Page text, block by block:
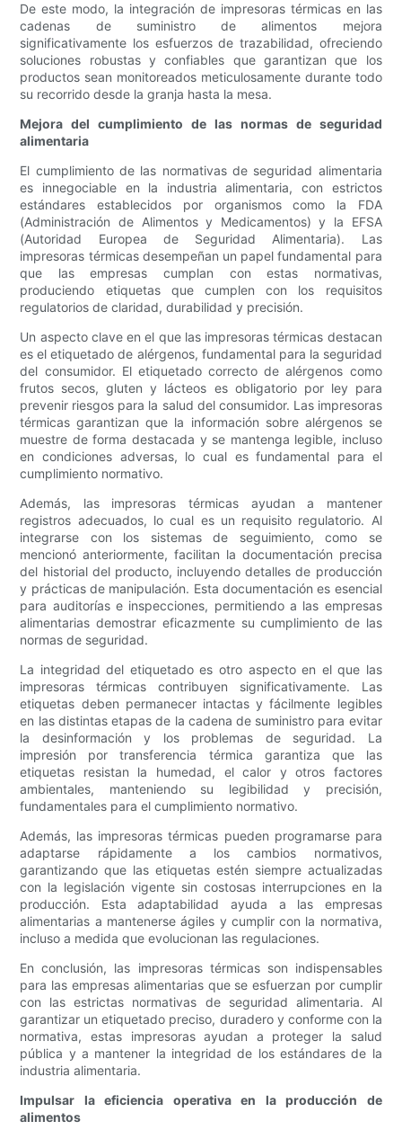
De este modo, la integración de impresoras térmicas en las
cadenas de suministro de alimentos mejora
significativamente los esfuerzos de trazabilidad, ofreciendo
soluciones robustas y confiables que garantizan que los
productos sean monitoreados meticulosamente durante todo
su recorrido desde la granja hasta la mesa.
Mejora del cumplimiento de las normas de seguridad
alimentaria
El cumplimiento de las normativas de seguridad alimentaria
es innegociable en la industria alimentaria, con estrictos
estándares establecidos por organismos como la FDA
(Administración de Alimentos y Medicamentos) y la EFSA
(Autoridad Europea de Seguridad Alimentaria). Las
impresoras térmicas desempeñan un papel fundamental para
que las empresas cumplan con estas normativas,
produciendo etiquetas que cumplen con los requisitos
regulatorios de claridad, durabilidad y precisión.
Un aspecto clave en el que las impresoras térmicas destacan
es el etiquetado de alérgenos, fundamental para la seguridad
del consumidor. El etiquetado correcto de alérgenos como
frutos secos, gluten y lácteos es obligatorio por ley para
prevenir riesgos para la salud del consumidor. Las impresoras
térmicas garantizan que la información sobre alérgenos se
muestre de forma destacada y se mantenga legible, incluso
en condiciones adversas, lo cual es fundamental para el
cumplimiento normativo.
Además, las impresoras térmicas ayudan a mantener
registros adecuados, lo cual es un requisito regulatorio. Al
integrarse con los sistemas de seguimiento, como se
mencionó anteriormente, facilitan la documentación precisa
del historial del producto, incluyendo detalles de producción
y prácticas de manipulación. Esta documentación es esencial
para auditorías e inspecciones, permitiendo a las empresas
alimentarias demostrar eficazmente su cumplimiento de las
normas de seguridad.
La integridad del etiquetado es otro aspecto en el que las
impresoras térmicas contribuyen significativamente. Las
etiquetas deben permanecer intactas y fácilmente legibles
en las distintas etapas de la cadena de suministro para evitar
la desinformación y los problemas de seguridad. La
impresión por transferencia térmica garantiza que las
etiquetas resistan la humedad, el calor y otros factores
ambientales, manteniendo su legibilidad y precisión,
fundamentales para el cumplimiento normativo.
Además, las impresoras térmicas pueden programarse para
adaptarse rápidamente a los cambios normativos,
garantizando que las etiquetas estén siempre actualizadas
con la legislación vigente sin costosas interrupciones en la
producción. Esta adaptabilidad ayuda a las empresas
alimentarias a mantenerse ágiles y cumplir con la normativa,
incluso a medida que evolucionan las regulaciones.
En conclusión, las impresoras térmicas son indispensables
para las empresas alimentarias que se esfuerzan por cumplir
con las estrictas normativas de seguridad alimentaria. Al
garantizar un etiquetado preciso, duradero y conforme con la
normativa, estas impresoras ayudan a proteger la salud
pública y a mantener la integridad de los estándares de la
industria alimentaria.
Impulsar la eficiencia operativa en la producción de
alimentos